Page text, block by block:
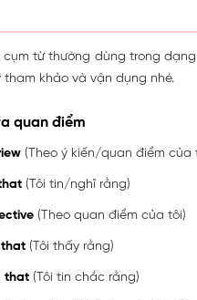
cụm từ thường dùng trong
tham khảo và vận dụng nhé.
quan điểm
(Theo ý kiến/quan điểm của
(Tôi tin/nghĩ rằng)
(Theo quan điểm của tôi)
that (Tôi thấy rằng)
that (Tôi tin chắc rằng)